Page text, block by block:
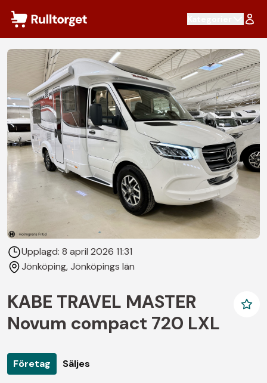
Upplagd: 8 april 2026 11:31
Jönköping, Jönköpings län
KABE TRAVEL MASTER
Novum compact 720 LXL
Företag Säljes